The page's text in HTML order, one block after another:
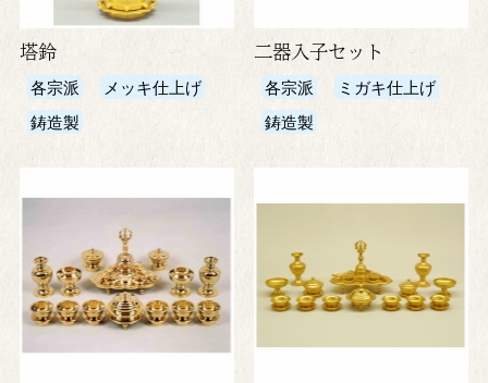
塔鈴
各宗派
メッキ仕上げ
鋳造製
二器入子セット
各宗派
ミガキ仕上げ
鋳造製